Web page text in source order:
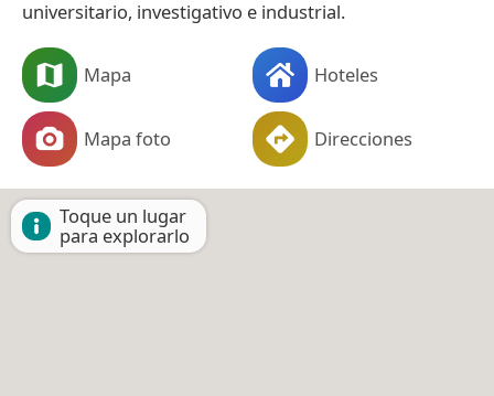
universitario, investigativo e industrial.
Mapa Hoteles
Mapa foto Direcciones
Toque un lugar
para explorarlo